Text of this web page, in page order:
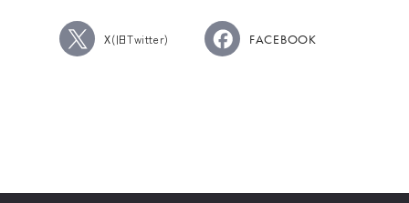
X(旧Twitter) FACEBOOK